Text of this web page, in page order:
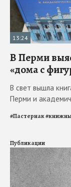
13:24
В Перми
«дома с
В свет вышла
Перми и
#Пастернак#
Публикации